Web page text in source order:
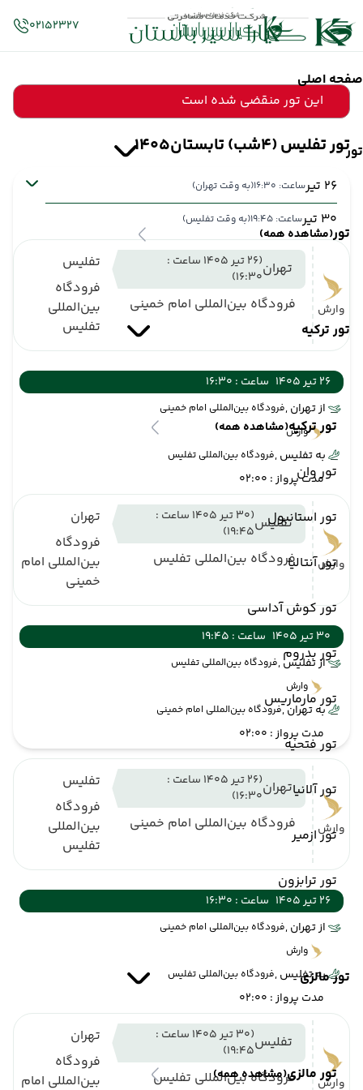
صفحه اصلی
تور
تور(مشاهده همه)
تور ترکیه
تور ترکیه(مشاهده همه)
تور وان
تور استانبول
تور آنتالیا
تور کوش آداسی
تور بدروم
تور مارماریس
تور فتحیه
تور آلانیا
تور ازمیر
تور ترابزون
تور مالزی
تور مالزی(مشاهده همه)
02152327
این تور منقضی شده است
تور تفلیس (4شب) تابستان1405
26 تیر ساعت: 16:30 (به وقت تهران)
30 تیر ساعت: 19:45 (به وقت تفلیس)
وارش
تهران
(26 تیر 1405 ساعت :
16:30)
فرودگاه بین‌المللی امام خمینی
تفلیس
فرودگاه
بین‌المللی
تفلیس
26 تیر 1405
ساعت : 16:30
از تهران ,فرودگاه بین‌المللی امام خمینی
وارش
به تفلیس ,فرودگاه بین‌المللی تفلیس
مدت پرواز : 02:00
وارش
تفلیس
(30 تیر 1405 ساعت :
19:45)
فرودگاه بین‌المللی تفلیس
تهران
فرودگاه
بین‌المللی امام
خمینی
30 تیر 1405
ساعت : 19:45
از تفلیس ,فرودگاه بین‌المللی تفلیس
وارش
به تهران ,فرودگاه بین‌المللی امام خمینی
مدت پرواز : 02:00
وارش
تهران
(26 تیر 1405 ساعت :
16:30)
فرودگاه بین‌المللی امام خمینی
تفلیس
فرودگاه
بین‌المللی
تفلیس
26 تیر 1405
ساعت : 16:30
از تهران ,فرودگاه بین‌المللی امام خمینی
وارش
به تفلیس ,فرودگاه بین‌المللی تفلیس
مدت پرواز : 02:00
وارش
تفلیس
(30 تیر 1405 ساعت :
19:45)
فرودگاه بین‌المللی تفلیس
تهران
فرودگاه
بین‌المللی امام